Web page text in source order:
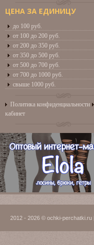
ЦЕНА ЗА ЕДИНИЦУ
до 100 руб.
от 100 до 200 руб.
от 200 до 350 руб.
от 350 до 500 руб.
от 500 до 700 руб.
от 700 до 1000 руб.
свыше 1000 руб.
Политика конфиденциальности
кабинет
2012 - 2026 © ochki-perchatki.ru